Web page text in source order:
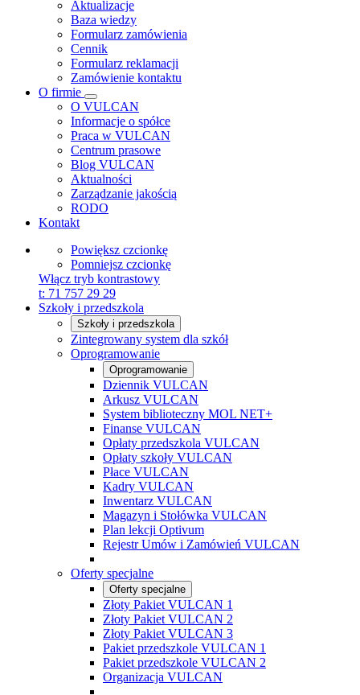
Aktualizacje
Baza wiedzy
Formularz zamówienia
Cennik
Formularz reklamacji
Zamówienie kontaktu
O firmie
O VULCAN
Informacje o spółce
Praca w VULCAN
Centrum prasowe
Blog VULCAN
Aktualności
Zarządzanie jakością
RODO
Kontakt
Powiększ czcionkę
Pomniejsz czcionkę
Włącz tryb kontrastowy
t: 71 757 29 29
Szkoły i przedszkola
Szkoły i przedszkola
Zintegrowany system dla szkół
Oprogramowanie
Oprogramowanie
Dziennik VULCAN
Arkusz VULCAN
System biblioteczny MOL NET+
Finanse VULCAN
Opłaty przedszkola VULCAN
Opłaty szkoły VULCAN
Płace VULCAN
Kadry VULCAN
Inwentarz VULCAN
Magazyn i Stołówka VULCAN
Plan lekcji Optivum
Rejestr Umów i Zamówień VULCAN
Oferty specjalne
Oferty specjalne
Złoty Pakiet VULCAN 1
Złoty Pakiet VULCAN 2
Złoty Pakiet VULCAN 3
Pakiet przedszkole VULCAN 1
Pakiet przedszkole VULCAN 2
Organizacja VULCAN